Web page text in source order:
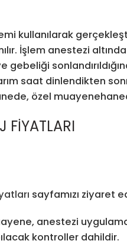
kullanılarak
İşlem anestezi
gebeliği
saat dinlendikten
özel
FİYATLARI
sayfamızı ziyaret
anestezi
kontroller dahildir.